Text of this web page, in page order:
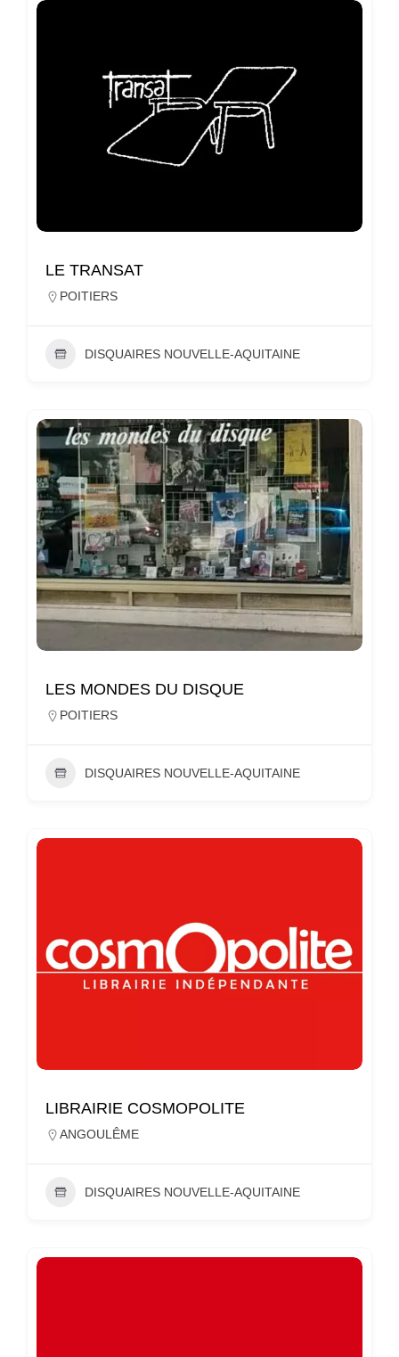
LE TRANSAT
POITIERS
DISQUAIRES NOUVELLE-AQUITAINE
LES MONDES DU DISQUE
POITIERS
DISQUAIRES NOUVELLE-AQUITAINE
LIBRAIRIE COSMOPOLITE
ANGOULÊME
DISQUAIRES NOUVELLE-AQUITAINE